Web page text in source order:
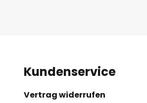
Kundenservice
Vertrag widerrufen